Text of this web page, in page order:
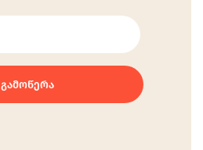
ᲒᲐᲛᲝᲬᲔᲠᲐ